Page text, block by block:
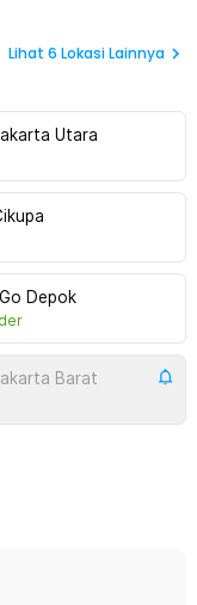
Lihat 6 Lokasi Lainnya
Utara
Depok
Barat